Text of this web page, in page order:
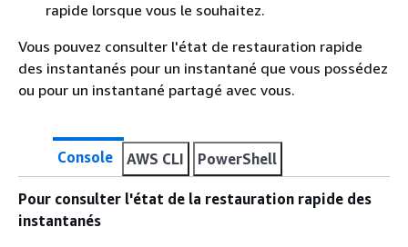
rapide lorsque vous le souhaitez.
Vous pouvez consulter l'état de restauration rapide
des instantanés pour un instantané que vous possédez
ou pour un instantané partagé avec vous.
Console AWS CLI PowerShell
Pour consulter l'état de la restauration rapide des
instantanés